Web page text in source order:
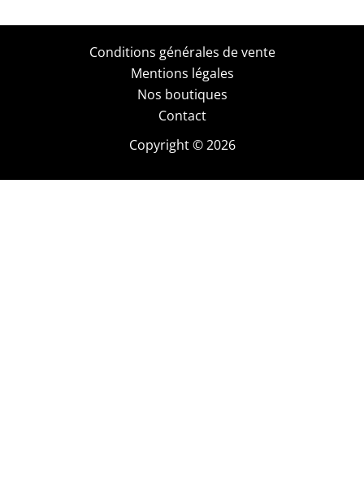
Conditions générales de vente
Mentions légales
Nos boutiques
Contact
Copyright © 2026